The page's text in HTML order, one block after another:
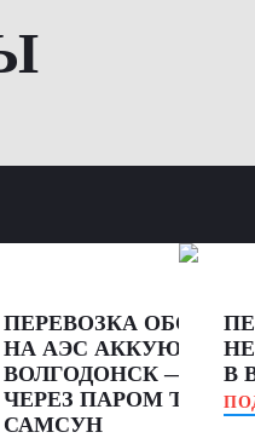
ИЗ
ПЕРЕВОЗКА
НА АЭС АККУЮ:
ВОЛГОДОНСК —
ЧЕРЕЗ ПАРОМ
САМСУН
В